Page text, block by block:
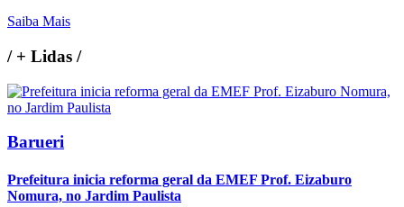
Saiba Mais
/+ Lidas /
Barueri
Prefeitura inicia reforma geral da EMEF Prof. Eizaburo
Nomura, no Jardim Paulista